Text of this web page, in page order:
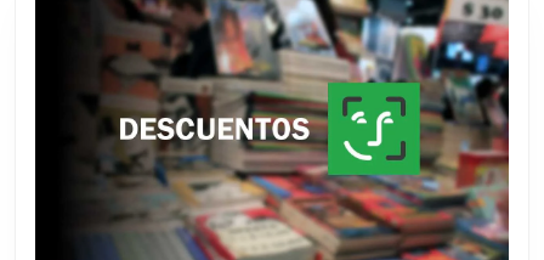
descuentos
y
ahorros